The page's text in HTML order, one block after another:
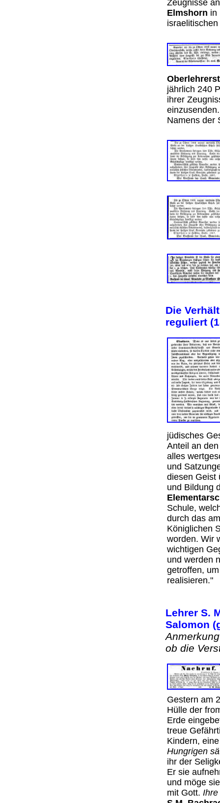
Zeugnisse
Elmshorn in
jährlich 240
ihrer
Namens der
Die
reguliert
jüdisches
Anteil an
alles
und
diesen Geist
und Bildung
Schule,
durch das
Königlichen
worden. Wir
wichtigen
und werden
getroffen,
Lehrer S.
Salomon
ob die
Gestern am
Hülle der
Erde
treue
Kindern,
Hungrigen
ihr der
Er sie
und möge
mit Gott. Ihre